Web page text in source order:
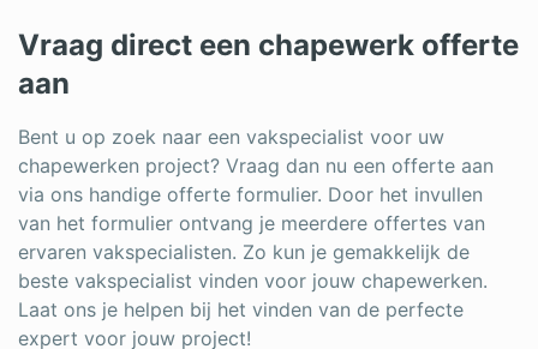
Vraag direct een chapewerk offerte
aan
Bent u op zoek naar een vakspecialist voor uw
chapewerken project? Vraag dan nu een offerte aan
via ons handige offerte formulier. Door het invullen
van het formulier ontvang je meerdere offertes van
ervaren vakspecialisten. Zo kun je gemakkelijk de
beste vakspecialist vinden voor jouw chapewerken.
Laat ons je helpen bij het vinden van de perfecte
expert voor jouw project!